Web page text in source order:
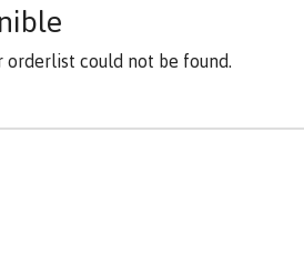
orderlist could not be found.